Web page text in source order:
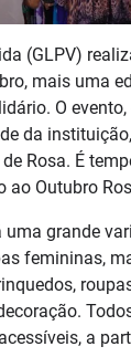
(GLPV)
mais uma
O
da
Rosa. É
ao Outubro
grande
femininas,
a